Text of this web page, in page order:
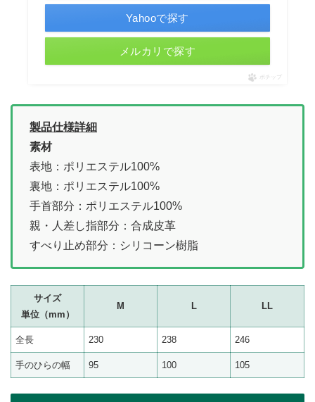
Yahooで探す
メルカリで探す
ポチップ
製品仕様詳細
素材
表地：ポリエステル100%
裏地：ポリエステル100%
手首部分：ポリエステル100%
親・人差し指部分：合成皮革
すべり止め部分：シリコーン樹脂
サイズ
単位（mm）
M L LL
全長 230 238 246
手のひらの幅 95 100 105